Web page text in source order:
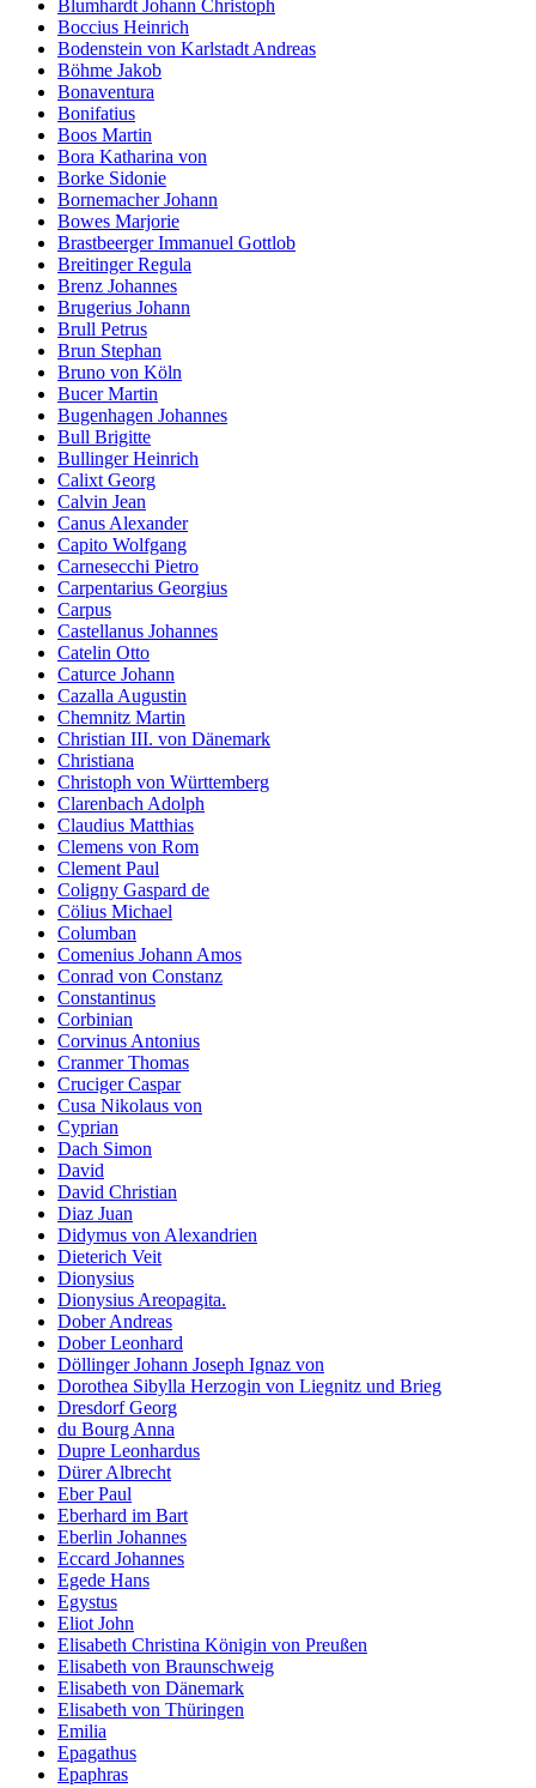
Blumhardt Johann Christoph
Boccius Heinrich
Bodenstein von Karlstadt Andreas
Böhme Jakob
Bonaventura
Bonifatius
Boos Martin
Bora Katharina von
Borke Sidonie
Bornemacher Johann
Bowes Marjorie
Brastbeerger Immanuel Gottlob
Breitinger Regula
Brenz Johannes
Brugerius Johann
Brull Petrus
Brun Stephan
Bruno von Köln
Bucer Martin
Bugenhagen Johannes
Bull Brigitte
Bullinger Heinrich
Calixt Georg
Calvin Jean
Canus Alexander
Capito Wolfgang
Carnesecchi Pietro
Carpentarius Georgius
Carpus
Castellanus Johannes
Catelin Otto
Caturce Johann
Cazalla Augustin
Chemnitz Martin
Christian III. von Dänemark
Christiana
Christoph von Württemberg
Clarenbach Adolph
Claudius Matthias
Clemens von Rom
Clement Paul
Coligny Gaspard de
Cölius Michael
Columban
Comenius Johann Amos
Conrad von Constanz
Constantinus
Corbinian
Corvinus Antonius
Cranmer Thomas
Cruciger Caspar
Cusa Nikolaus von
Cyprian
Dach Simon
David
David Christian
Diaz Juan
Didymus von Alexandrien
Dieterich Veit
Dionysius
Dionysius Areopagita.
Dober Andreas
Dober Leonhard
Döllinger Johann Joseph Ignaz von
Dorothea Sibylla Herzogin von Liegnitz und Brieg
Dresdorf Georg
du Bourg Anna
Dupre Leonhardus
Dürer Albrecht
Eber Paul
Eberhard im Bart
Eberlin Johannes
Eccard Johannes
Egede Hans
Egystus
Eliot John
Elisabeth Christina Königin von Preußen
Elisabeth von Braunschweig
Elisabeth von Dänemark
Elisabeth von Thüringen
Emilia
Epagathus
Epaphras